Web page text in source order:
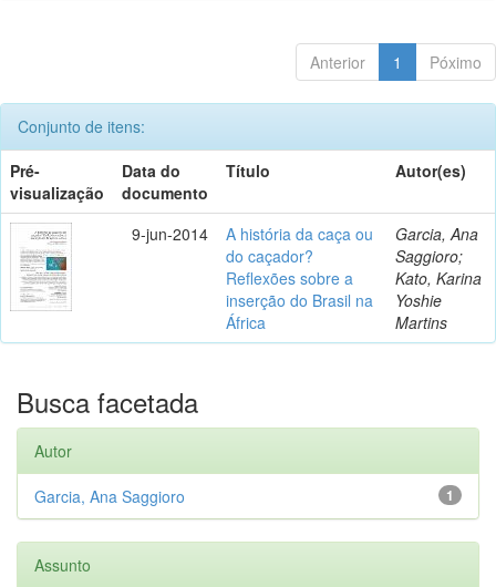
Anterior 1 Póximo
Conjunto de itens:
Pré-
visualização
Data do
documento
Título Autor(es)
9-jun-2014
A história da caça ou
do caçador?
Reflexões sobre a
inserção do Brasil na
África
Garcia, Ana
Saggioro;
Kato, Karina
Yoshie
Martins
Busca facetada
Autor
1
Garcia, Ana Saggioro
Assunto